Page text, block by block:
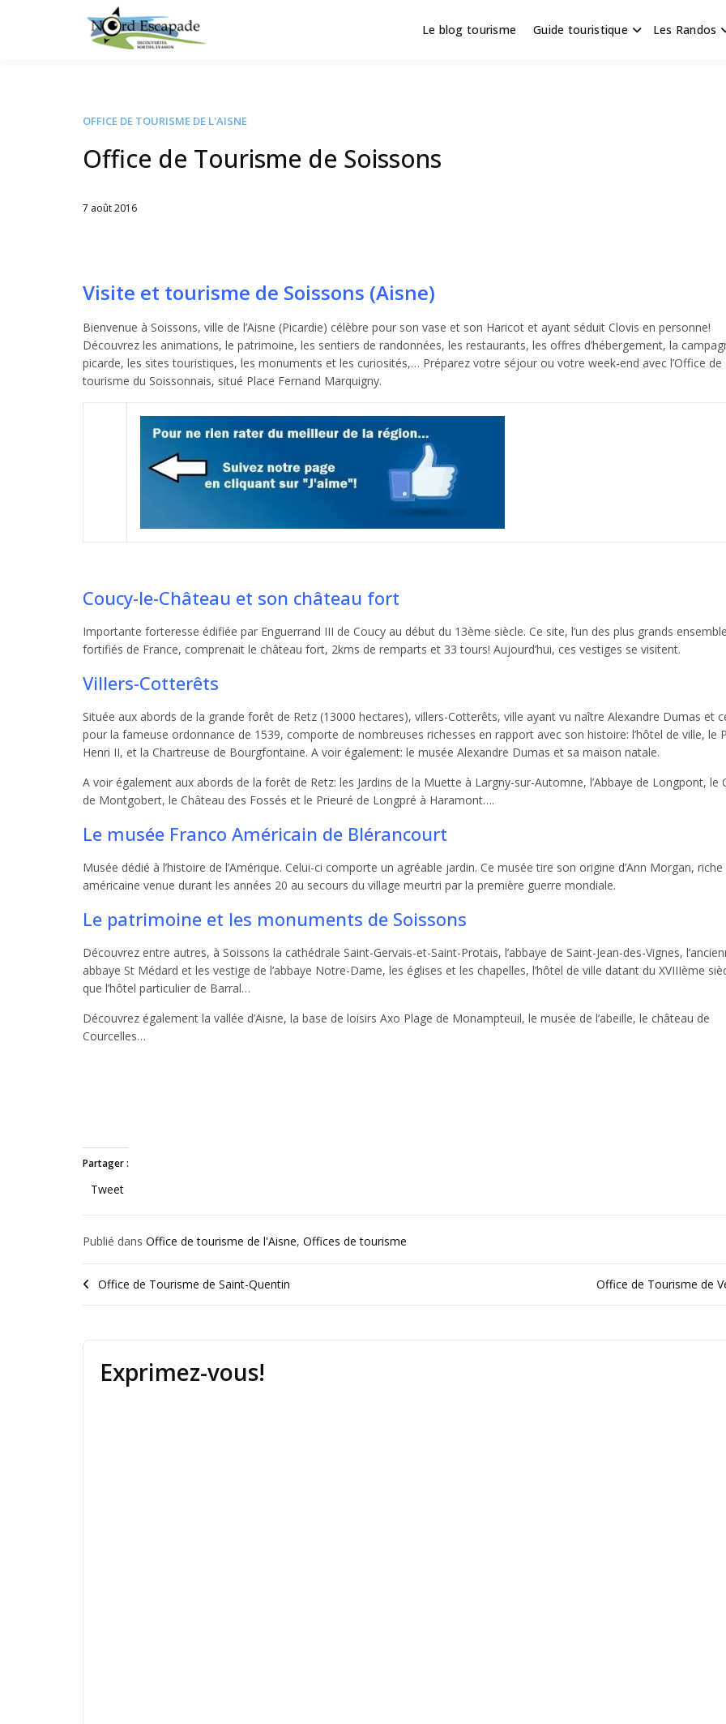
Nord Escapade
Tourisme et randonnées en Hauts de France
Le blog tourisme Guide touristique Les Randos
OFFICE DE TOURISME DE L'AISNE
Office de Tourisme de Soissons
Written
7 août 2016
Visite et tourisme de Soissons (Aisne)
Bienvenue à Soissons, ville de l’Aisne (Picardie) célèbre pour son vase et son Haricot et ayant séduit Clovis en personne!
Découvrez les animations, le patrimoine, les sentiers de randonnées, les restaurants, les offres d’hébergement, la
picarde, les sites touristiques, les monuments et les curiosités,… Préparez votre séjour ou votre week-end avec l’Office de
tourisme du Soissonnais, situé Place Fernand Marquigny.
Coucy-le-Château et son château fort
Importante forteresse édifiée par Enguerrand III de Coucy au début du 13ème siècle. Ce site, l’un des plus grands
fortifiés de France, comprenait le château fort, 2kms de remparts et 33 tours! Aujourd’hui, ces vestiges se visitent.
Villers-Cotterêts
Située aux abords de la grande forêt de Retz (13000 hectares), villers-Cotterêts, ville ayant vu naître Alexandre Dumas et
pour la fameuse ordonnance de 1539, comporte de nombreuses richesses en rapport avec son histoire: l’hôtel de ville, le
Henri II, et la Chartreuse de Bourgfontaine. A voir également: le musée Alexandre Dumas et sa maison natale.
A voir également aux abords de la forêt de Retz: les Jardins de la Muette à Largny-sur-Automne, l’Abbaye de Longpont, le
de Montgobert, le Château des Fossés et le Prieuré de Longpré à Haramont….
Le musée Franco Américain de Blérancourt
Musée dédié à l’histoire de l’Amérique. Celui-ci comporte un agréable jardin. Ce musée tire son origine d’Ann Morgan, riche
américaine venue durant les années 20 au secours du village meurtri par la première guerre mondiale.
Le patrimoine et les monuments de Soissons
Découvrez entre autres, à Soissons la cathédrale Saint-Gervais-et-Saint-Protais, l’abbaye de Saint-Jean-des-Vignes,
abbaye St Médard et les vestige de l’abbaye Notre-Dame, les églises et les chapelles, l’hôtel de ville datant du XVIIIème
que l’hôtel particulier de Barral…
Découvrez également la vallée d’Aisne, la base de loisirs Axo Plage de Monampteuil, le musée de l’abeille, le château de
Courcelles…
Partager :
Tweet
Publié dans Office de tourisme de l'Aisne, Offices de tourisme
Office de Tourisme de Saint-Quentin Office de Tourisme de
Exprimez-vous!